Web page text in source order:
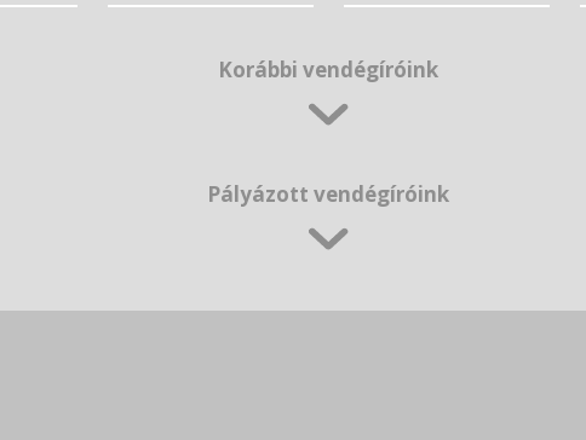
Korábbi vendégíróink
Pályázott vendégíróink